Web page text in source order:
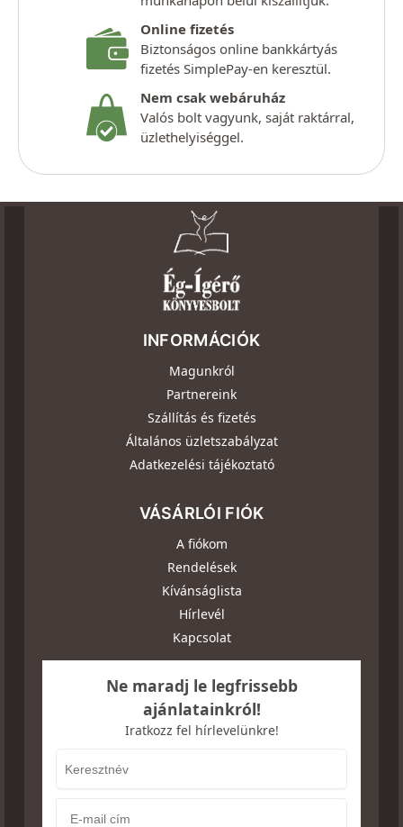
Online fizetés
Biztonságos online bankkártyás
fizetés SimplePay-en keresztül.
Nem csak webáruház
Valós bolt vagyunk, saját raktárral,
üzlethelyiséggel.
INFORMÁCIÓK
Magunkról
Partnereink
Szállítás és fizetés
Általános üzletszabályzat
Adatkezelési tájékoztató
VÁSÁRLÓI FIÓK
A fiókom
Rendelések
Kívánságlista
Hírlevél
Kapcsolat
Ne maradj le legfrissebb
ajánlatainkról!
Iratkozz fel hírlevelünkre!